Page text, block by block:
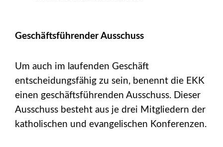
Geschäftsführender Ausschuss
Um auch im laufenden Geschäft
entscheidungsfähig zu sein, benennt die EKK
einen geschäftsführenden Ausschuss. Dieser
Ausschuss besteht aus je drei Mitgliedern der
katholischen und evangelischen Konferenzen.